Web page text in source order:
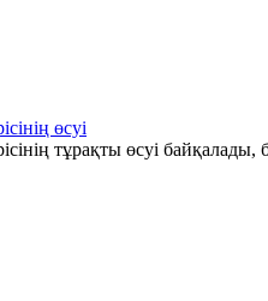
өсуі
тұрақты өсуі